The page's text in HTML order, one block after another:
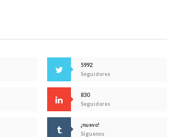
5992
Seguidores
830
Seguidores
¡nuevo!
Síguenos